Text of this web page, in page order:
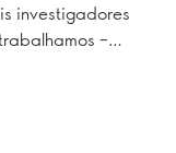
investigadores
–